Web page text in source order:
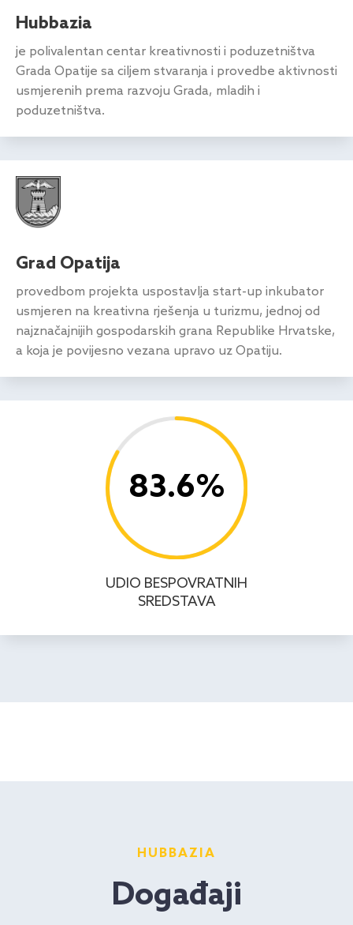
Hubbazia
je polivalentan centar kreativnosti i poduzetništva
Grada Opatije sa ciljem stvaranja i provedbe aktivnosti
usmjerenih prema razvoju Grada, mladih i
poduzetništva.
Grad Opatija
provedbom projekta uspostavlja start-up inkubator
usmjeren na kreativna rješenja u turizmu, jednoj od
najznačajnijih gospodarskih grana Republike Hrvatske,
a koja je povijesno vezana upravo uz Opatiju.
83.6%
UDIO BESPOVRATNIH
SREDSTAVA
HUBBAZIA
Događaji